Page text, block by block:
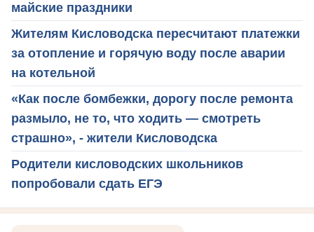
майские праздники
Жителям Кисловодска пересчитают платежки
за отопление и горячую воду после аварии
на котельной
«Как после бомбежки, дорогу после ремонта
размыло, не то, что ходить — смотреть
страшно», - жители Кисловодска
Родители кисловодских школьников
попробовали сдать ЕГЭ